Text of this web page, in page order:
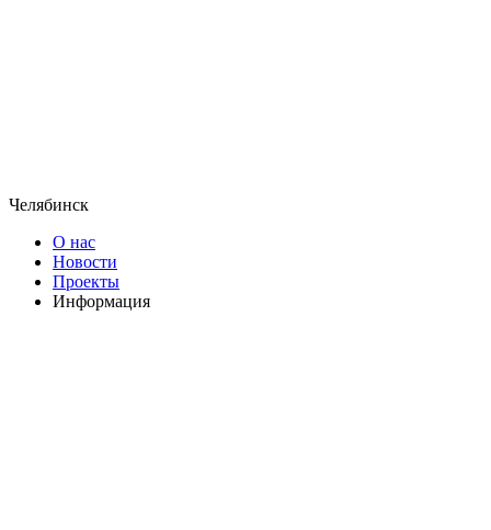
Челябинск
О нас
Новости
Проекты
Информация